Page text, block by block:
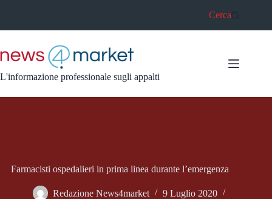
Cerca
L'informazione professionale sugli appalti
Farmacisti ospedalieri in prima linea durante l’emergenza
Redazione News4market
9 Luglio 2020